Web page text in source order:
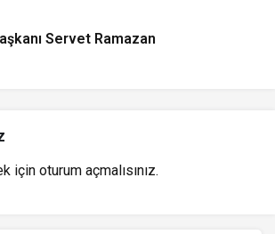
Servet Ramazan
için oturum açmalısınız.